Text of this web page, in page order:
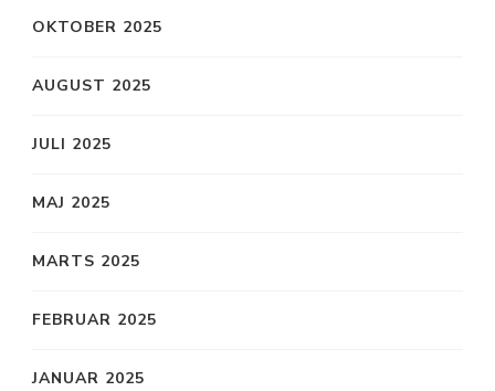
OKTOBER 2025
AUGUST 2025
JULI 2025
MAJ 2025
MARTS 2025
FEBRUAR 2025
JANUAR 2025